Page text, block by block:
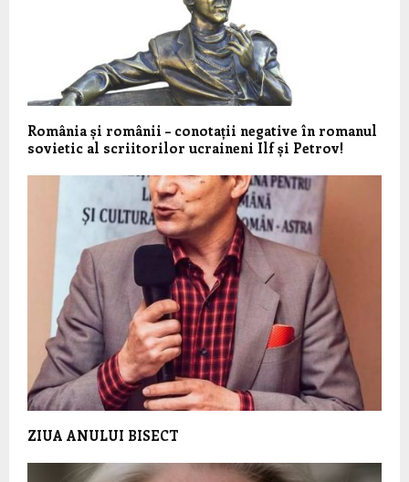
România și românii – conotații negative în romanul
sovietic al scriitorilor ucraineni Ilf și Petrov!
ZIUA ANULUI BISECT